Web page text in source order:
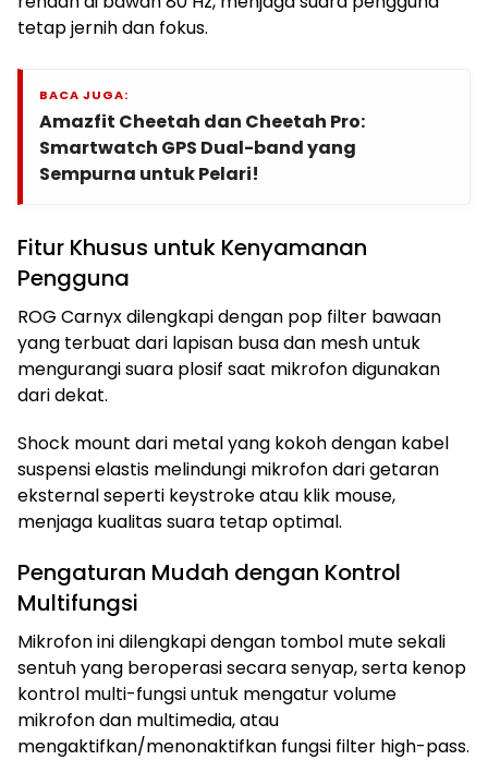
tetap jernih dan fokus.
BACA JUGA:
Amazfit Cheetah dan Cheetah Pro:
Smartwatch GPS Dual-band yang
Sempurna untuk Pelari!
Fitur Khusus untuk Kenyamanan
Pengguna
ROG Carnyx dilengkapi dengan pop filter bawaan
yang terbuat dari lapisan busa dan mesh untuk
mengurangi suara plosif saat mikrofon digunakan
dari dekat.
Shock mount dari metal yang kokoh dengan kabel
suspensi elastis melindungi mikrofon dari getaran
eksternal seperti keystroke atau klik mouse,
menjaga kualitas suara tetap optimal.
Pengaturan Mudah dengan Kontrol
Multifungsi
Mikrofon ini dilengkapi dengan tombol mute sekali
sentuh yang beroperasi secara senyap, serta kenop
kontrol multi-fungsi untuk mengatur volume
mikrofon dan multimedia, atau
mengaktifkan/menonaktifkan fungsi filter high-pass.